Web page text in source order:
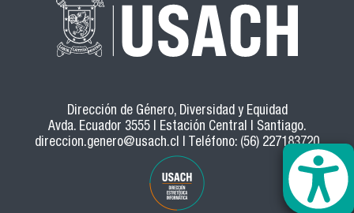
Dirección de Género, Diversidad y Equidad
Avda. Ecuador 3555 | Estación Central | Santiago.
direccion.genero@usach.cl | Teléfono: (56) 227183720